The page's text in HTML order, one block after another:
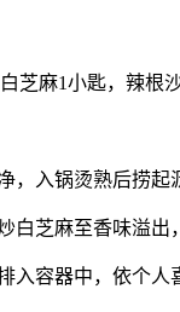
麻1小匙，辣根
入锅烫熟后捞起
芝麻至香味溢出
容器中，依个人